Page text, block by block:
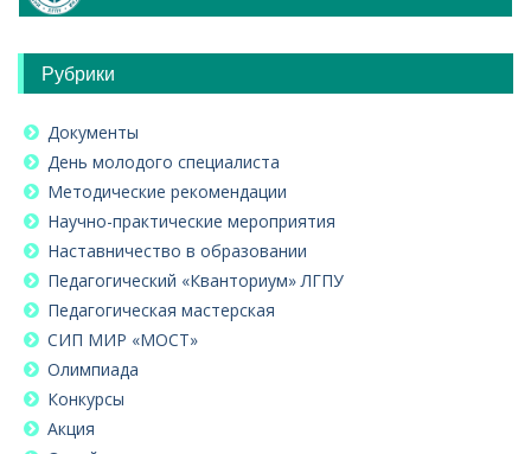
Рубрики
Документы
День молодого специалиста
Методические рекомендации
Научно-практические мероприятия
Наставничество в образовании
Педагогический «Кванториум» ЛГПУ
Педагогическая мастерская
СИП МИР «МОСТ»
Олимпиада
Конкурсы
Акция